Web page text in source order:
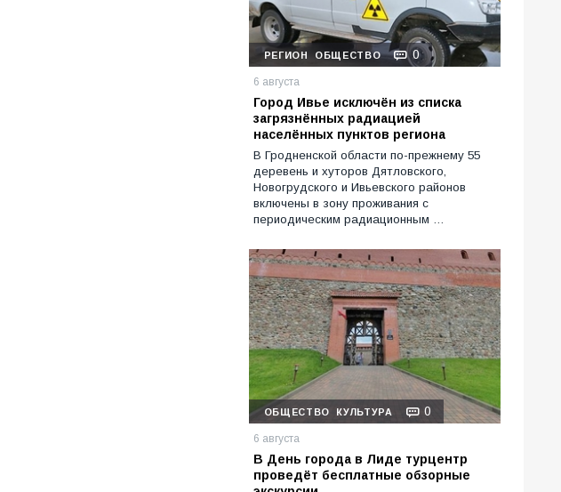
РЕГИОН ОБЩЕСТВО 0
6 августа
Город Ивье исключён из списка
загрязнённых радиацией
населённых пунктов региона
В Гродненской области по-прежнему 55
деревень и хуторов Дятловского,
Новогрудского и Ивьевского районов
включены в зону проживания с
периодическим радиационным …
ОБЩЕСТВО КУЛЬТУРА 0
6 августа
В День города в Лиде турцентр
проведёт бесплатные обзорные